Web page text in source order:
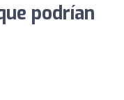
podrían